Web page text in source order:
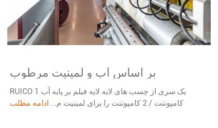
بر اساس آب و لمینیت مرطوب
RUICO یک سری از چسب های لایه لایه فیلم بر پایه آب 1
کامپوننت / 2 کامپوننت را برای لمینیت م...
ادامه مطلب